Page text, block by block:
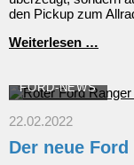
den Pickup zum
Weiterlesen …
des
FORD-NEWS
22.02.2022
Der neue